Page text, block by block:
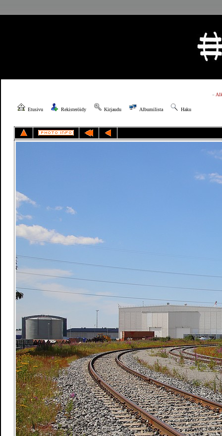
»
Etusivu Rekisteröidy Kirjaudu Albumilista Haku